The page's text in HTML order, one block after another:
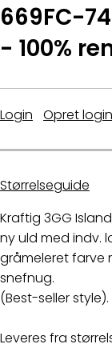
669FC-
- 100%
Login Opret
Størrelseguide
Kraftig 3GG
ny uld med indv.
gråmeleret farve
snefnug.
(Best-seller style).
Leveres fra